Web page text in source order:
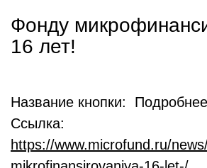
Фонду
16 лет!
Название кнопки: Подробнее
Ссылка:
https://www.microfund.ru/